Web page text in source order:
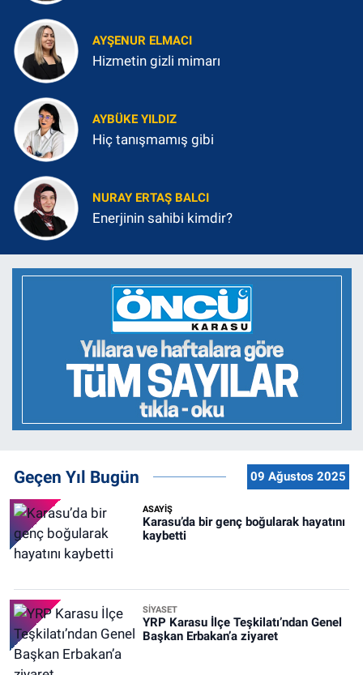
AYŞENUR ELMACI
Hizmetin gizli mimarı
AYBÜKE YILDIZ
Hiç tanışmamış gibi
NURAY ERTAŞ BALCI
Enerjinin sahibi kimdir?
Geçen Yıl Bugün 09 Ağustos 2025
ASAYİŞ
Karasu’da bir genç boğularak hayatını
kaybetti
SİYASET
YRP Karasu İlçe Teşkilatı’ndan Genel
Başkan Erbakan’a ziyaret